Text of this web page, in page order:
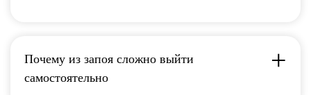
Почему из запоя сложно выйти
самостоятельно